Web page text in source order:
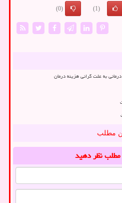
(1)
(0)
به علت گرانی هزینه درمان
مطلب
نظر دهید